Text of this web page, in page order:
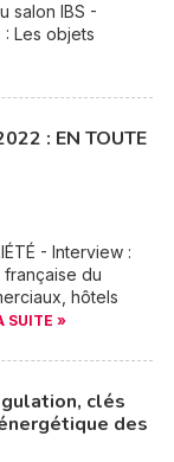
salon IBS -
Les objets
: EN TOUTE
- Interview :
du
hôtels
SUITE »
clés
des